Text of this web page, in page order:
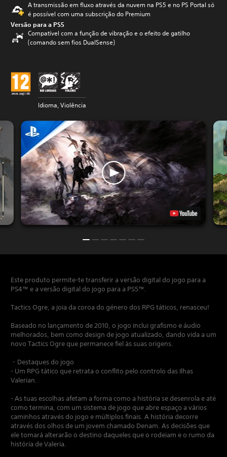
A transmissão em fluxo através da nuvem na PS5 e no PS Portal só
é possível com uma subscrição do Premium
Versão para a PS5
Compatível com a função de vibração e o efeito de gatilho
(comando sem fios DualSense)
Idioma, Violência
Este produto permite-te transferir a versão digital do jogo para a
PS4™ e a versão digital do jogo para a PS5™.
Tactics Ogre, a joia da coroa do género dos RPG táticos, renasceu!
Baseado no lançamento de 2010, o jogo inclui grafismo e áudio
melhorados, bem como design de jogo atualizado, dando vida a um
novo Tactics Ogre que permanece fiel às suas origens.
・Destaques do jogo
- Um RPG tático que retrata o conflito pelo controlo das Ilhas
Valerian.
- As tuas escolhas afetam a forma como a história se desenrola e até
como termina, com um sistema de jogo que abre espaço a vários
caminhos através do jogo e múltiplos finais. A história decorre
através dos olhos de um jovem chamado Denam. As decisões que
ele tomará alterarão o destino daqueles que o rodeiam e o rumo da
história de Valeria.